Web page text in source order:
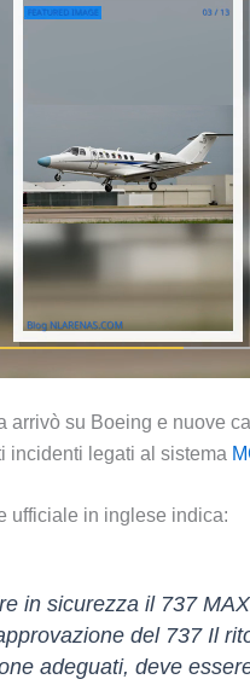
arrivò su Boeing e nuove
incidenti legati al sistema
ufficiale in inglese indica:
in sicurezza il 737
del 737 Il
adeguati, deve